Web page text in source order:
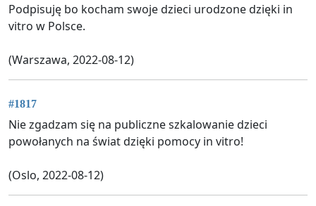
Podpisuję bo kocham swoje dzieci urodzone dzięki in
vitro w Polsce.
(Warszawa, 2022-08-12)
#1817
Nie zgadzam się na publiczne szkalowanie dzieci
powołanych na świat dzięki pomocy in vitro!
(Oslo, 2022-08-12)